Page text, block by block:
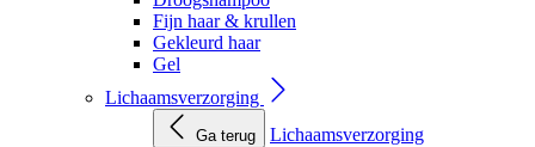
Fijn haar & krullen
Gekleurd haar
Gel
Lichaamsverzorging
Ga terug
Lichaamsverzorging